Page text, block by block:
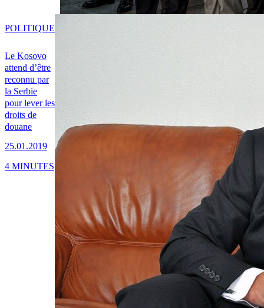
Le Kosovo
attend d’être
reconnu par
la Serbie
pour lever les
droits de
douane
25.01.2019
POLITIQUE
4 MINUTES